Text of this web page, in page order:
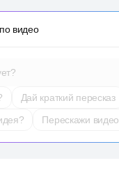
видео
Дай краткий пересказ
Перескажи видео